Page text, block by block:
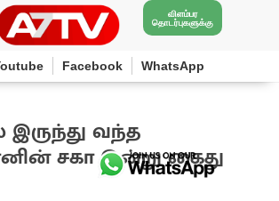
விளம்பர
தொடர்புகளுக்கு
Facebook WhatsApp
இருந்து வந்த
சகா இன்று கைது